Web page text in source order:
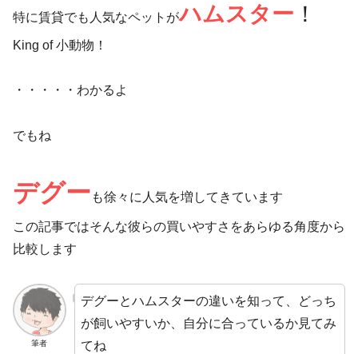
特に賃貸でも人気なペットがハムスター ！
King of 小動物！
・・・・・わかるよ
でもね
デグー も徐々に人気を増してきています
この記事ではそんな彼らの買いやすさをあらゆる角度から
比較します
筆者
デグーとハムスターの違いを知って、どっち
が飼いやすいか、自分に合っているか見てみ
てね